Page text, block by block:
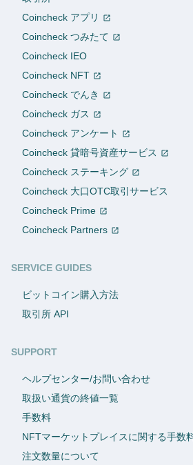
Coincheck アプリ
Coincheck つみたて
Coincheck IEO
Coincheck NFT
Coincheck でんき
Coincheck ガス
Coincheck アンケート
Coincheck 貸暗号資産サービス
Coincheck ステーキング
Coincheck 大口OTC取引サービス
Coincheck Prime
Coincheck Partners
SERVICE GUIDES
ビットコイン購入方法
取引所 API
SUPPORT
ヘルプセンター/お問い合わせ
取扱い通貨の終値一覧
手数料
NFTマーケットプレイスに関する手数
注文数量について